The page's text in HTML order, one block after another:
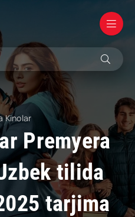
Kinolar
Premyera
tilida
tarjima